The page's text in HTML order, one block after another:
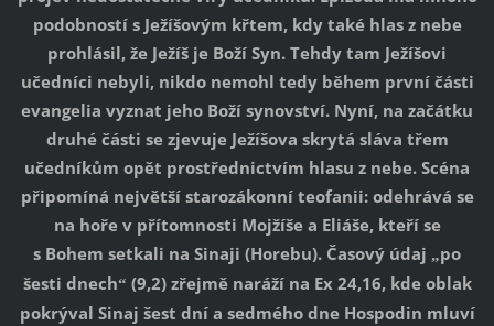
podobností s Ježíšovým křtem, kdy také hlas z nebe
prohlásil, že Ježíš je Boží Syn. Tehdy tam Ježíšovi
učedníci nebyli, nikdo nemohl tedy během první části
evangelia vyznat jeho Boží synovství. Nyní, na začátku
druhé části se zjevuje Ježíšova skrytá sláva třem
učedníkům opět prostřednictvím hlasu z nebe. Scéna
připomíná největší starozákonní teofanii: odehrává se
na hoře v přítomnosti Mojžíše a Eliáše, kteří se
s Bohem setkali na Sinaji (Horebu). Časový údaj „po
šesti dnech“ (9,2) zřejmě naráží na Ex 24,16, kde oblak
pokrýval Sinaj šest dní a sedmého dne Hospodin mluví